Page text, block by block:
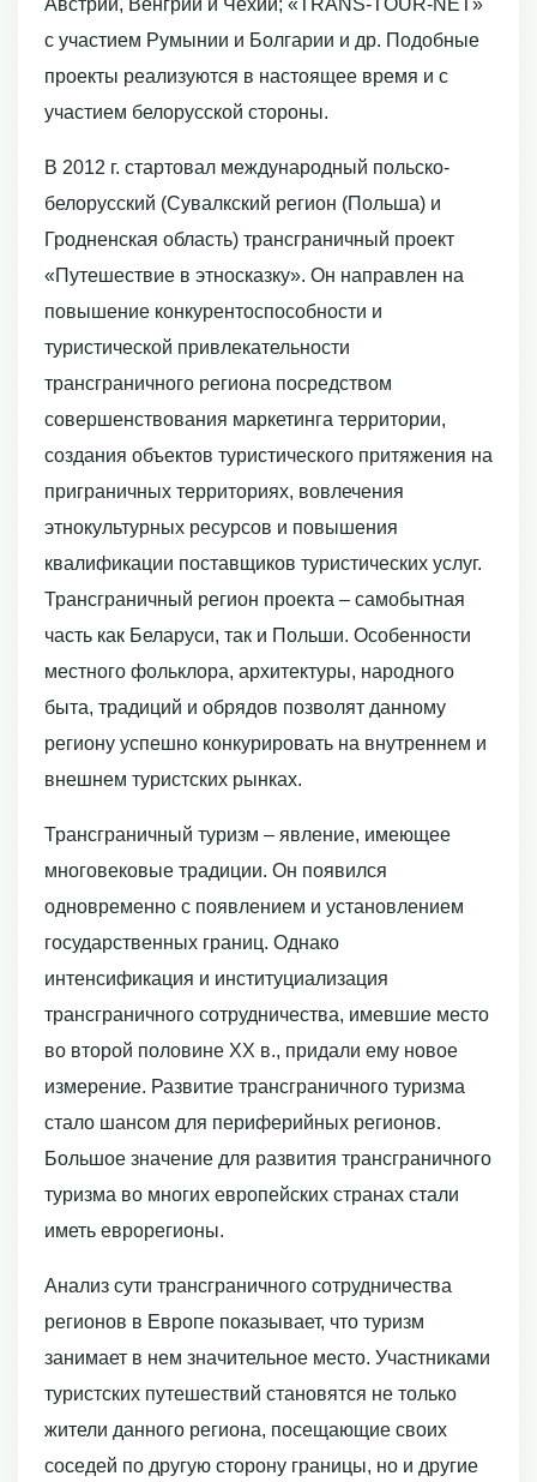
с участием Румынии и Болгарии и др. Подобные
проекты реализуются в настоящее время и с
участием белорусской стороны.
В 2012 г. стартовал международный польско-
белорусский (Сувалкский регион (Польша) и
Гродненская область) трансграничный проект
«Путешествие в этносказку». Он направлен на
повышение конкурентоспособности и
туристической привлекательности
трансграничного региона посредством
совершенствования маркетинга территории,
создания объектов туристического притяжения на
приграничных территориях, вовлечения
этнокультурных ресурсов и повышения
квалификации поставщиков туристических услуг.
Трансграничный регион проекта – самобытная
часть как Беларуси, так и Польши. Особенности
местного фольклора, архитектуры, народного
быта, традиций и обрядов позволят данному
региону успешно конкурировать на внутреннем и
внешнем туристских рынках.
Трансграничный туризм – явление, имеющее
многовековые традиции. Он появился
одновременно с появлением и установлением
государственных границ. Однако
интенсификация и институциализация
трансграничного сотрудничества, имевшие место
во второй половине ХХ в., придали ему новое
измерение. Развитие трансграничного туризма
стало шансом для периферийных регионов.
Большое значение для развития трансграничного
туризма во многих европейских странах стали
иметь еврорегионы.
Анализ сути трансграничного сотрудничества
регионов в Европе показывает, что туризм
занимает в нем значительное место. Участниками
туристских путешествий становятся не только
жители данного региона, посещающие своих
соседей по другую сторону границы, но и другие